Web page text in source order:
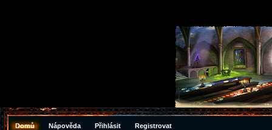
Domů Nápověda Přihlásit Registrovat